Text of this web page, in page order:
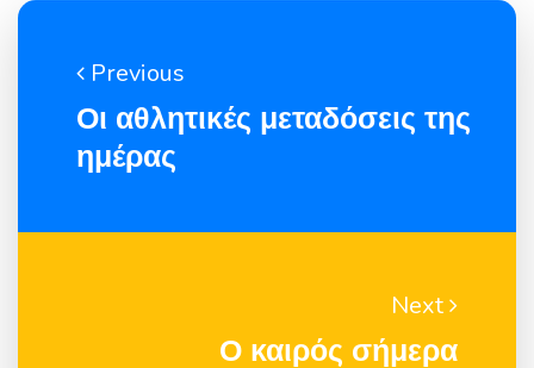
Previous
Οι αθλητικές μεταδόσεις της
ημέρας
Next
Ο καιρός σήμερα